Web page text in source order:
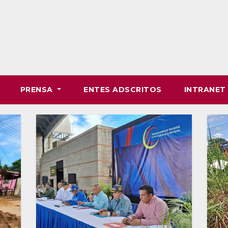
PRENSA ENTES ADSCRITOS INTRANET